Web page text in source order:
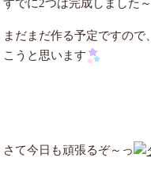
すでに2つは完成しました～
まだまだ作る予定ですの
こうと思います
さて今日も頑張るぞ～っ